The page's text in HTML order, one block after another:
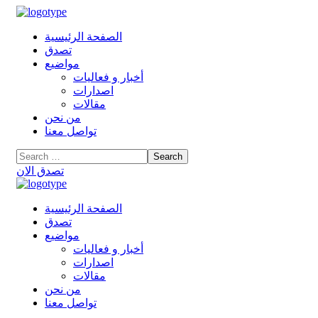
الصفحة الرئيسية
تصدق
مواضيع
أخبار و فعاليات
اصدارات
مقالات
من نحن
تواصل معنا
تصدق الان
الصفحة الرئيسية
تصدق
مواضيع
أخبار و فعاليات
اصدارات
مقالات
من نحن
تواصل معنا